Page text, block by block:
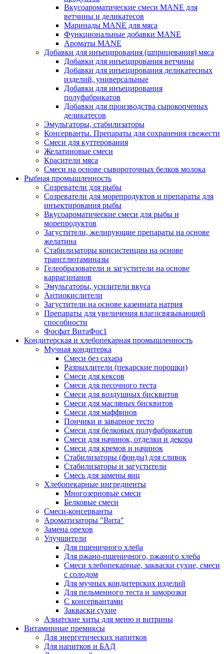
Вкусоароматические смеси MANE для
ветчины и деликатесов
Маринады MANE для мяса
Функциональные добавки MANE
Ароматы MANE
Добавки для инъецирования (шприцевания) мяса
Добавки для инъецирования ветчины
Добавки для инъецирования деликатесных
изделий, универсальные
Добавки для инъецирования
полуфабрикатов
Добавки для производства сырокопченых
деликатесов
Эмульгаторы, стабилизаторы
Консерванты. Препараты для сохранения свежести
Смеси для куттерования
Желатиновые смеси
Красители мяса
Смеси на основе сывороточных белков молока
Рыбная промышленность
Созреватели для рыбы
Созреватели для морепродуктов и препараты для
инъектирования рыбы
Вкусоароматические смеси для рыбы и
морепродуктов
Загустители, желирующие препараты на основе
желатина
Стабилизаторы консистенции на основе
трансглютаминазы
Гелеобразователи и загустители на основе
каррагинанов
Эмульгаторы, усилители вкуса
Антиокислители
Загустители на основе казеината натрия
Препараты для увеличения влагосвязывающей
способности
Фосфат ВитаФос1
Кондитерская и хлебопекарная промышленность
Мучная кондитерка
Смеси без сахара
Разрыхлители (пекарские порошки)
Смеси для кексов
Смеси для песочного теста
Смеси для воздушных бисквитов
Смеси для масляных бисквитов
Смеси для маффинов
Пончики и заварное тесто
Cмеси для белковых полуфабрикатов
Смеси для начинок, отделки и декора
Смеси для кремов и начинок
Стабилизаторы (фонды) для сливок
Стабилизаторы и загустители
Смесь для замены яиц
Хлебопекарные ингредиенты
Многозерновые смеси
Белковые смеси
Смеси-консерванты
Ароматизаторы "Вита"
Замена орехов
Улучшители
Для пшеничного хлеба
Для ржано-пшеничного, ржаного хлеба
Смеси хлебопекарные, закваски сухие, смеси
с солодом
Для мучных кондитерских изделий
Для пельменного теста и заморозки
С консервантами
Закваски сухие
Азиатские хиты для меню и витрины
Витаминные премиксы
Для энергетических напитков
Для напитков и БАД